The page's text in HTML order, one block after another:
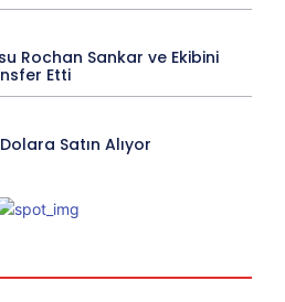
Rochan Sankar ve Ekibini
Etti
Satın Alıyor